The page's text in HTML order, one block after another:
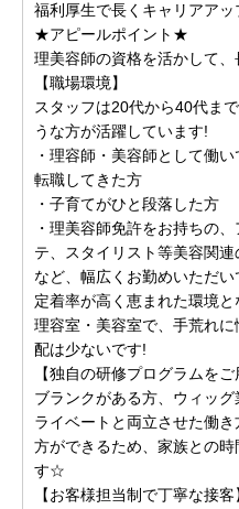
福利厚生で長くキャリアア
★アピールポイント★
理美容師の資格を活かして
【職場環境】
スタッフは20代から40代ま
うな方が活躍しています!
・理容師・美容師として働
転職してきた方
・子育てがひと段落した方
・理美容師免許をお持ちの
テ、スタイリスト等美容関
など、幅広くお勤めいただい
定着率が高く恵まれた環境と
理容室・美容室で、手荒れ
配は少ないです!
【独自の研修プログラムをご
ブランクがある方、ウィッ
ライベートと両立させた働
方ができるため、家族との
す☆
【お客様担当制で丁寧な接客